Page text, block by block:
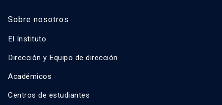
Sobre nosotros
El Instituto
Dirección y Equipo de dirección
Académicos
Centros de estudiantes